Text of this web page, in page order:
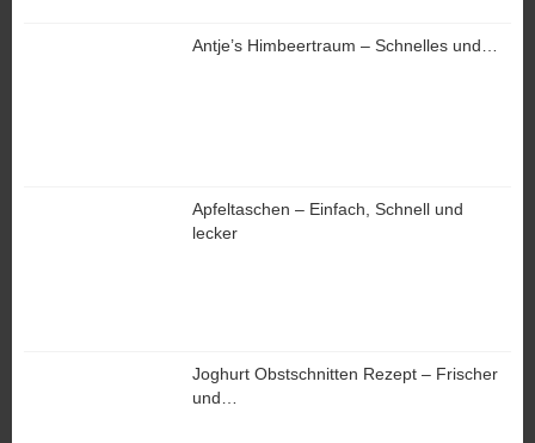
Antje’s Himbeertraum – Schnelles und…
Apfeltaschen – Einfach, Schnell und
lecker
Joghurt Obstschnitten Rezept – Frischer
und…